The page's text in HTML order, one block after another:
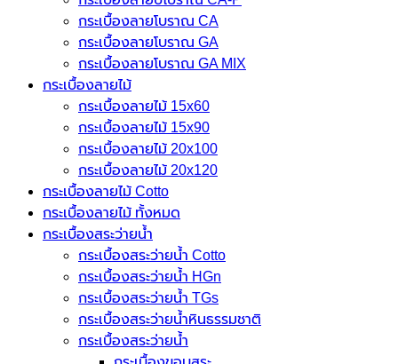
กระเบื้องลายโบราณ CA
กระเบื้องลายโบราณ GA
กระเบื้องลายโบราณ GA MIX
กระเบื้องลายไม้
กระเบื้องลายไม้ 15x60
กระเบื้องลายไม้ 15x90
กระเบื้องลายไม้ 20x100
กระเบื้องลายไม้ 20x120
กระเบื้องลายไม้ Cotto
กระเบื้องลายไม้ ทั้งหมด
กระเบื้องสระว่ายน้ำ
กระเบื้องสระว่ายน้ำ Cotto
กระเบื้องสระว่ายน้ำ HGn
กระเบื้องสระว่ายน้ำ TGs
กระเบื้องสระว่ายน้ำหินธรรมชาติ
กระเบื้องสระว่ายนํ้า